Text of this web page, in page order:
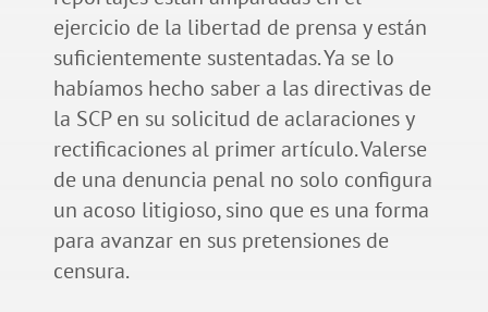
ejercicio de la libertad de prensa y están
suficientemente sustentadas. Ya se lo
habíamos hecho saber a las directivas de
la SCP en su solicitud de aclaraciones y
rectificaciones al primer artículo. Valerse
de una denuncia penal no solo configura
un acoso litigioso, sino que es una forma
para avanzar en sus pretensiones de
censura.